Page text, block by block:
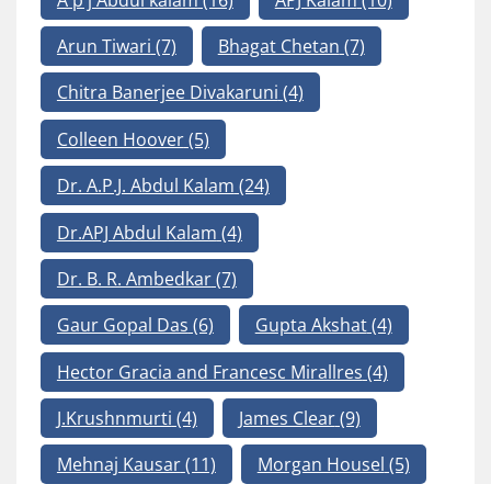
Arun Tiwari (7) Bhagat Chetan (7)
Chitra Banerjee Divakaruni (4)
Colleen Hoover(5)
Dr. A.P.J. Abdul Kalam (24)
Dr.APJ Abdul Kalam (4)
Dr. B. R. Ambedkar(7)
Gaur Gopal Das (6) Gupta Akshat(4)
Hector Gracia and Francesc Mirallres (4)
J.Krushnmurti (4) James Clear(9)
Mehnaj Kausar(11) Morgan Housel (5)